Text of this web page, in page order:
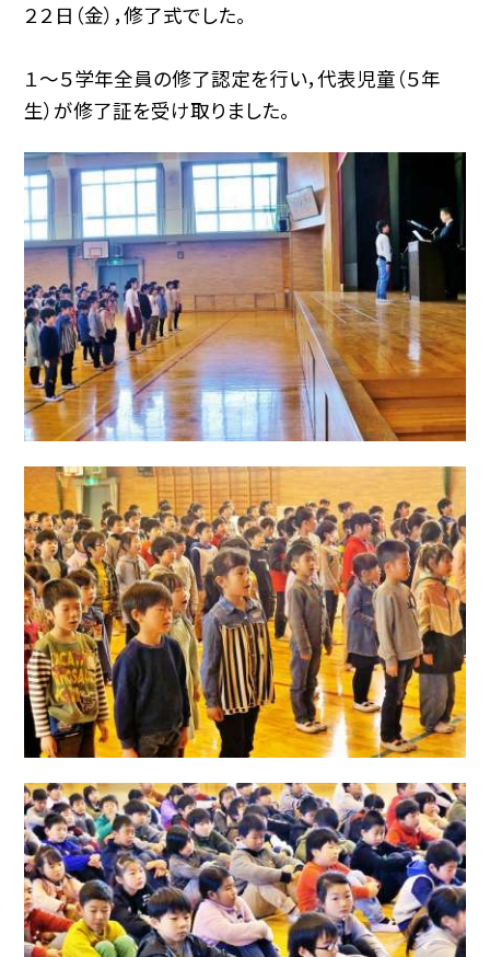
２２日（金），修了式でした。
１〜５学年全員の修了認定を行い，代表児童（５年
生）が修了証を受け取りました。